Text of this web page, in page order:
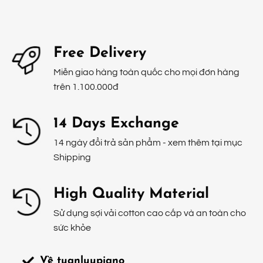
Free Delivery
Miễn giao hàng toàn quốc cho mọi đơn hàng
trên 1.100.000đ
14 Days Exchange
14 ngày đổi trả sản phẩm - xem thêm tại mục
Shipping
High Quality Material
Sử dụng sợi vải cotton cao cấp và an toàn cho
sức khỏe